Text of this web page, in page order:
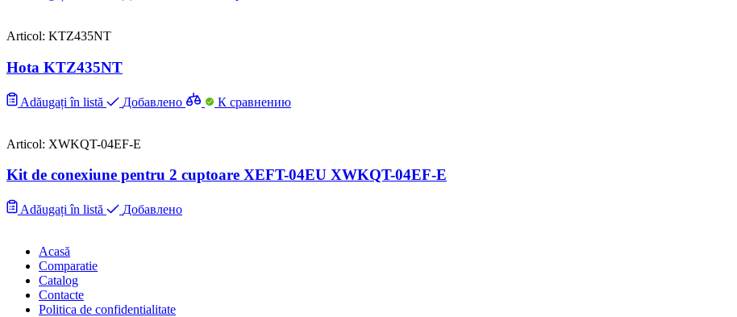
Articol: KTZ435NT
Hota KTZ435NT
Adăugați în listă Добавлено К сравнению
Articol: XWKQT-04EF-E
Kit de conexiune pentru 2 cuptoare XEFT-04EU XWKQT-04EF-E
Adăugați în listă Добавлено
Acasă
Comparatie
Catalog
Contacte
Politica de confidentialitate